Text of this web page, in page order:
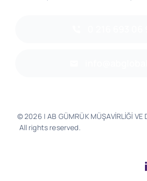
© 2026 | AB GÜMRÜK MÜŞAVİRLİĞİ VE
All rights reserved.